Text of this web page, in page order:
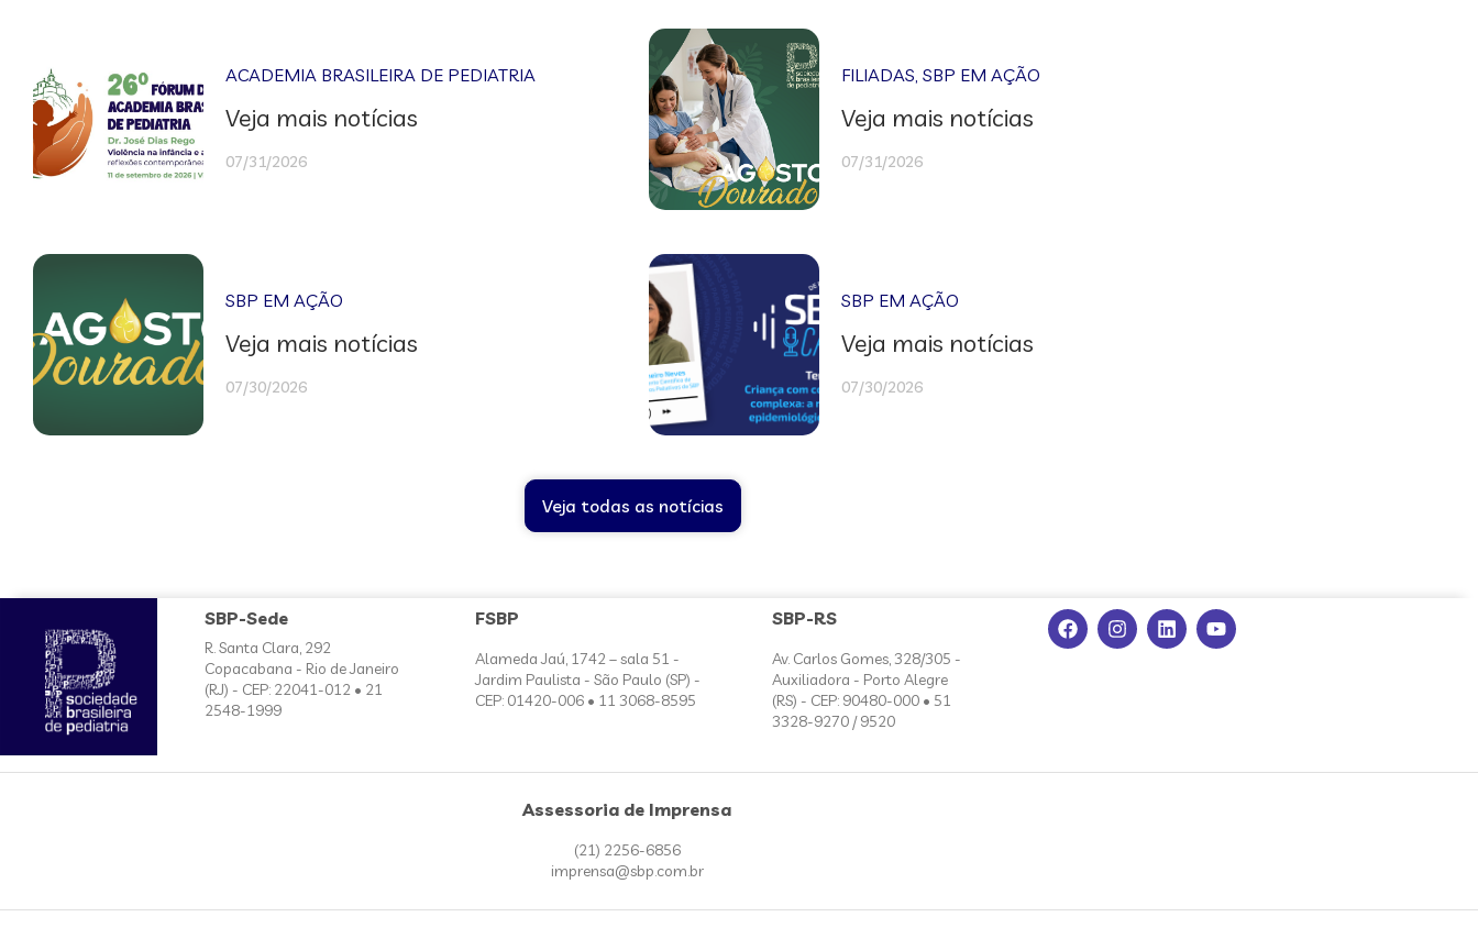
ACADEMIA BRASILEIRA DE PEDIATRIA
Veja mais notícias
07/31/2026
FILIADAS,SBP EM AÇÃO
Veja mais notícias
07/31/2026
SBP EM AÇÃO
Veja mais notícias
07/30/2026
SBP EM AÇÃO
Veja mais notícias
07/30/2026
Veja todas as notícias
SBP-Sede
R. Santa Clara, 292
Copacabana - Rio de Janeiro
(RJ) - CEP: 22041-012 • 21
2548-1999
FSBP
Alameda Jaú, 1742 – sala 51 -
Jardim Paulista - São Paulo (SP) -
CEP: 01420-006 • 11 3068-8595
SBP-RS
Av. Carlos Gomes, 328/305 -
Auxiliadora - Porto Alegre
(RS) - CEP: 90480-000 • 51
3328-9270 / 9520
Assessoria de Imprensa
(21) 2256-6856
imprensa@sbp.com.br